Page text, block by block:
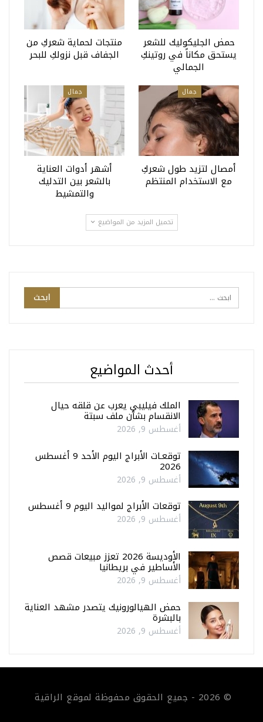
حمض الجليكوليك للشعر
يستحق مكاناً في روتينكِ
الجمالي
منتجات لحماية شعركِ من
الجفاف قبل نزولكِ للبحر
جمال
أمصال لتزيد طول شعركِ
مع الاستخدام المنتظم
جمال
أشهر أدوات العناية
بالشعر بين التدليك
والتمشيط
تحميل المزيد من المواضيع
أحدث المواضيع
الملك فيليبي يعرب عن قلقه حيال
الانقسام بشأن ملف سبتة
أغسطس 9, 2026
توقعـات الأبراج اليوم الأحد 9 أغسطس
2026
أغسطس 9, 2026
توقعات الأبراج لمواليد اليوم 9 أغسطس
أغسطس 9, 2026
الأوديسة 2026 تعزز مبيعات قصص
الأساطير في بريطانيا
أغسطس 9, 2026
حمض الهيالورونيك يتصدر مشهد العناية
بالبشرة
أغسطس 9, 2026
© 2026 - جميع الحقوق محفوظة لموقع الراقية